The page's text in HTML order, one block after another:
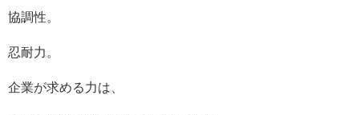
協調性。
忍耐力。
企業が求める力は、